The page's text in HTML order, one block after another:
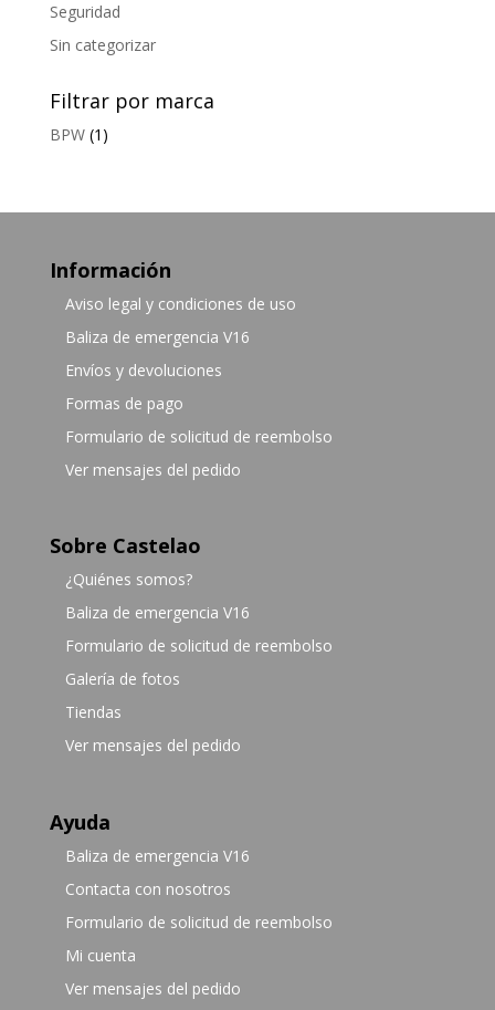
Seguridad
Sin categorizar
Filtrar por marca
BPW (1)
Información
Aviso legal y condiciones de uso
Baliza de emergencia V16
Envíos y devoluciones
Formas de pago
Formulario de solicitud de reembolso
Ver mensajes del pedido
Sobre Castelao
¿Quiénes somos?
Baliza de emergencia V16
Formulario de solicitud de reembolso
Galería de fotos
Tiendas
Ver mensajes del pedido
Ayuda
Baliza de emergencia V16
Contacta con nosotros
Formulario de solicitud de reembolso
Mi cuenta
Ver mensajes del pedido